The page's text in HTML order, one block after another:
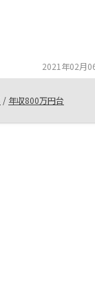
2021年02月
/ 年収800万円台